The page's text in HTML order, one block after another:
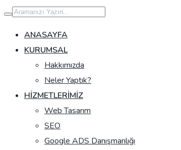
İçeriğe
geç
ANASAYFA
KURUMSAL
Hakkımızda
Neler Yaptık?
HIZMETLERIMIZ
Web Tasarım
SEO
Google ADS Danışmanlığı